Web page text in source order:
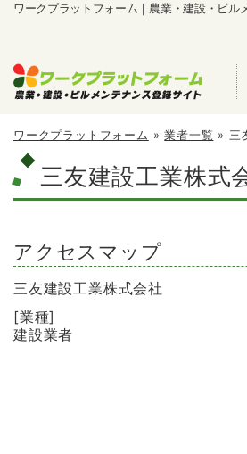
ワークプラットフォーム｜農業・建設・ビル
ワークプラットフォーム »業者一覧 » 三
三友建設工業株式
アクセスマップ
三友建設工業株式会社
[業種]
建設業者